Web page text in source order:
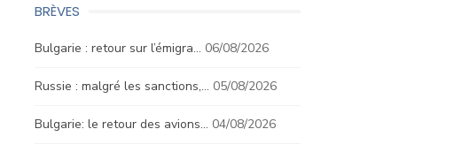
BRÈVES
Bulgarie : retour sur l’émigra… 06/08/2026
Russie : malgré les sanctions,… 05/08/2026
Bulgarie: le retour des avions… 04/08/2026